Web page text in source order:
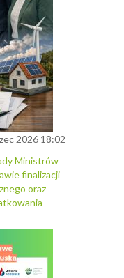
2026 18:02
Ministrów
finalizacji
oraz